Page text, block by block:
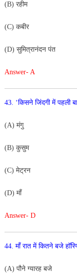
(B) रहीम
(C) कबीर
(D) सुमित्रानंदन पंत
Answer- A
43. ‘किसने जिंदगी में पहली
(A) मंगु
(B) कुसुम
(C) मेट्रन
(D) माँ
Answer- D
44. माँ रात में कितने बजे
(A) पौने ग्यारह बजे